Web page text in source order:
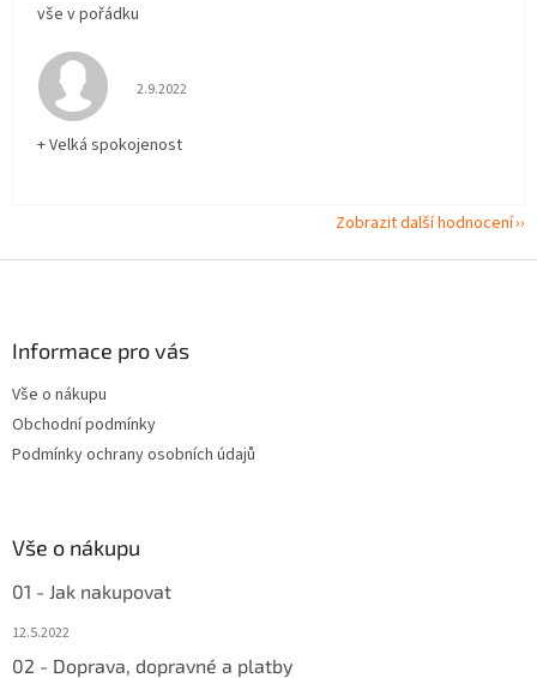
vše v pořádku
Hodnocení obchodu je 5 z 5 hvězdiček.
2.9.2022
+ Velká spokojenost
Zobrazit další hodnocení
Informace pro vás
Vše o nákupu
Obchodní podmínky
Podmínky ochrany osobních údajů
Vše o nákupu
01 - Jak nakupovat
12.5.2022
02 - Doprava, dopravné a platby